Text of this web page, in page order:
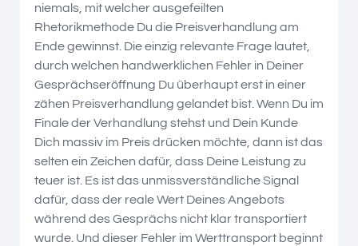
niemals, mit welcher ausgefeilten
Rhetorikmethode Du die Preisverhandlung am
Ende gewinnst. Die einzig relevante Frage lautet,
durch welchen handwerklichen Fehler in Deiner
Gesprächseröffnung Du überhaupt erst in einer
zähen Preisverhandlung gelandet bist. Wenn Du im
Finale der Verhandlung stehst und Dein Kunde
Dich massiv im Preis drücken möchte, dann ist das
selten ein Zeichen dafür, dass Deine Leistung zu
teuer ist. Es ist das unmissverständliche Signal
dafür, dass der reale Wert Deines Angebots
während des Gesprächs nicht klar transportiert
wurde. Und dieser Fehler im Werttransport beginnt